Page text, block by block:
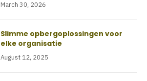
March 30, 2026
Slimme opbergoplossingen voor
elke organisatie
August 12, 2025